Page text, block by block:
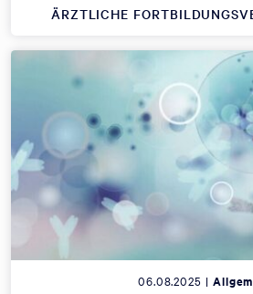
ÄRZTLICHE
06.08.2025 |